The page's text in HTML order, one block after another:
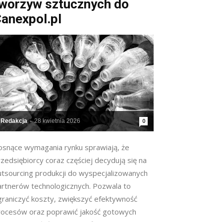
sztucznych do
Redakcja - 28 kwietnia 2026 0
wymagania rynku sprawiają, że
coraz częściej decydują się na
produkcji do wyspecjalizowanych
technologicznych. Pozwala to
koszty, zwiększyć efektywność
oraz poprawić jakość gotowych